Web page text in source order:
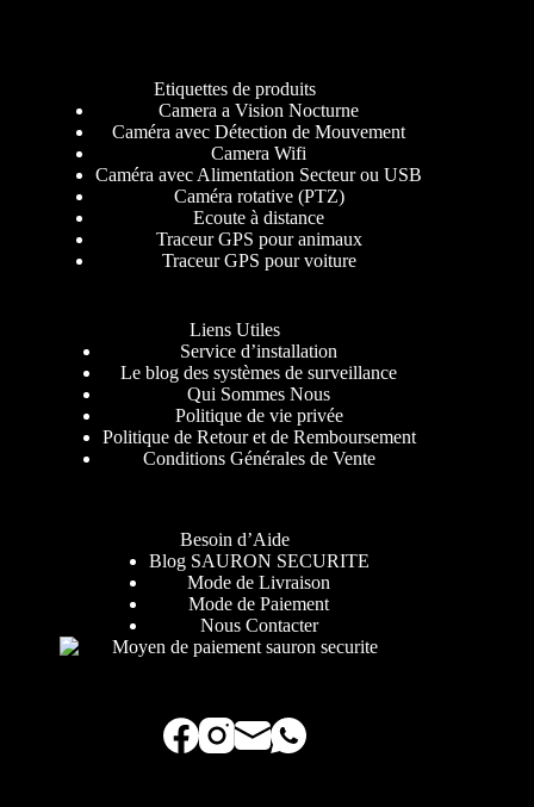
Etiquettes de produits
Camera a Vision Nocturne
Caméra avec Détection de Mouvement
Camera Wifi
Caméra avec Alimentation Secteur ou USB
Caméra rotative (PTZ)
Ecoute à distance
Traceur GPS pour animaux
Traceur GPS pour voiture
Liens Utiles
Service d’installation
Le blog des systèmes de surveillance
Qui Sommes Nous
Politique de vie privée
Politique de Retour et de Remboursement
Conditions Générales de Vente
Besoin d’Aide
Blog SAURON SECURITE
Mode de Livraison
Mode de Paiement
Nous Contacter